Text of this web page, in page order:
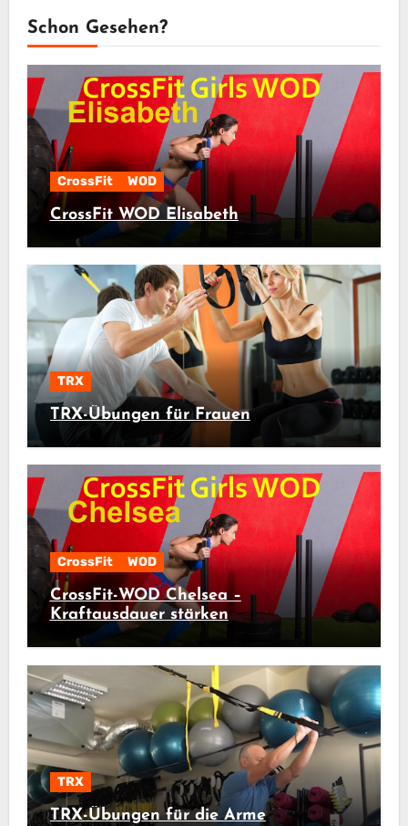
Schon Gesehen?
CrossFit WOD
CrossFit WOD Elisabeth
TRX
TRX-Übungen für Frauen
CrossFit WOD
CrossFit-WOD Chelsea –
Kraftausdauer stärken
TRX
TRX-Übungen für die Arme